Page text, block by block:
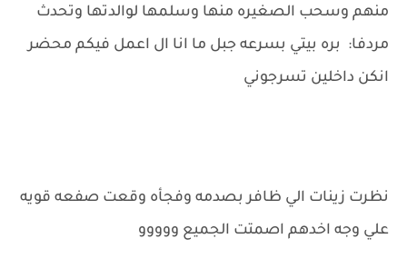
منهم وسحب الصغيره منها وسلمها لوالدتها وتحدث
مردفا: بره بيتي بسرعه جبل ما انا ال اعمل فيكم محضر
انكن داخلين تسرجوني
نظرت زينات الي ظافر بصدمه وفجأه وقعت صفعه قويه
علي وجه اخدهم اصمتت الجميع ووووو